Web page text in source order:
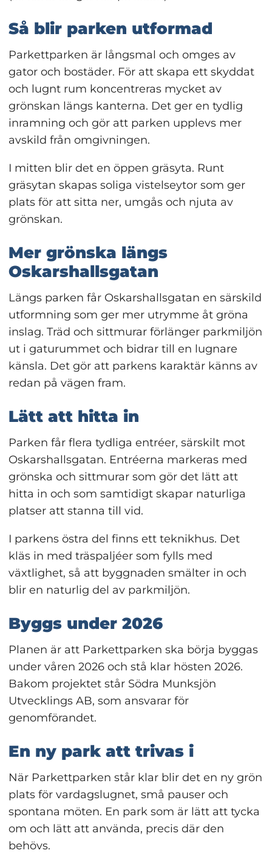
Så blir parken utformad
Parkettparken är långsmal och omges av
gator och bostäder. För att skapa ett skyddat
och lugnt rum koncentreras mycket av
grönskan längs kanterna. Det ger en tydlig
inramning och gör att parken upplevs mer
avskild från omgivningen.
I mitten blir det en öppen gräsyta. Runt
gräsytan skapas soliga vistelseytor som ger
plats för att sitta ner, umgås och njuta av
grönskan.
Mer grönska längs
Oskarshallsgatan
Längs parken får Oskarshallsgatan en särskild
utformning som ger mer utrymme åt gröna
inslag. Träd och sittmurar förlänger parkmiljön
ut i gaturummet och bidrar till en lugnare
känsla. Det gör att parkens karaktär känns av
redan på vägen fram.
Lätt att hitta in
Parken får flera tydliga entréer, särskilt mot
Oskarshallsgatan. Entréerna markeras med
grönska och sittmurar som gör det lätt att
hitta in och som samtidigt skapar naturliga
platser att stanna till vid.
I parkens östra del finns ett teknikhus. Det
kläs in med träspaljéer som fylls med
växtlighet, så att byggnaden smälter in och
blir en naturlig del av parkmiljön.
Byggs under 2026
Planen är att Parkettparken ska börja byggas
under våren 2026 och stå klar hösten 2026.
Bakom projektet står Södra Munksjön
Utvecklings AB, som ansvarar för
genomförandet.
En ny park att trivas i
När Parkettparken står klar blir det en ny grön
plats för vardagslugnet, små pauser och
spontana möten. En park som är lätt att tycka
om och lätt att använda, precis där den
behövs.